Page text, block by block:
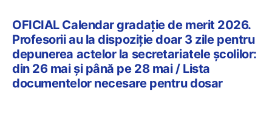
OFICIAL Calendar gradație de merit 2026.
Profesorii au la dispoziție doar 3 zile pentru
depunerea actelor la secretariatele școlilor:
din 26 mai și până pe 28 mai / Lista
documentelor necesare pentru dosar